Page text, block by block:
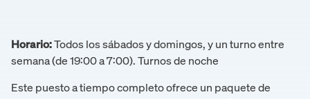
Horario:Todos los sábados y domingos, y un turno entre
semana (de 19:00 a 7:00). Turnos de noche
Este puesto a tiempo completo ofrece un paquete de